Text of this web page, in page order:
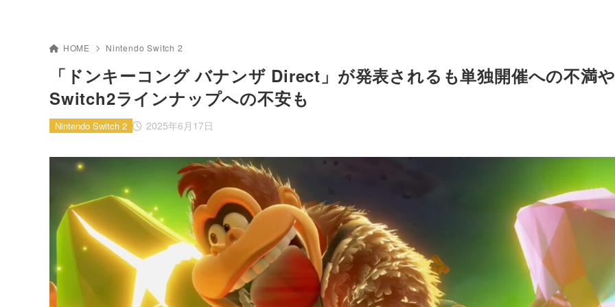
HOME Nintendo Switch 2
「ドンキーコング バナンザ Direct」が発表されるも単独開催への不満や
Switch2ラインナップへの不安も
2025年6月17日
Nintendo Switch 2